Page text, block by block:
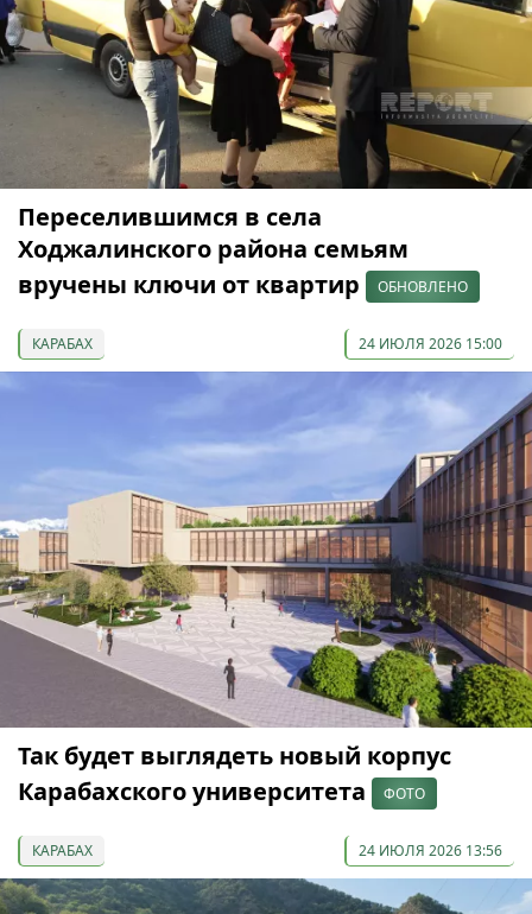
Переселившимся в села
Ходжалинского района семьям
вручены ключи от квартир
ОБНОВЛЕНО
КАРАБАХ 24 ИЮЛЯ 2026 15:00
Так будет выглядеть новый корпус
Карабахского университета
ФОТО
КАРАБАХ 24 ИЮЛЯ 2026 13:56